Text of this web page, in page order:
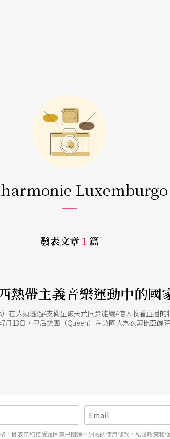
Luxemburgo
發表文章 1 篇
熱帶主義音樂運動中的國
在人類透過4支衛星破天荒同步能讓4億人收看直播
月13日，皇后樂團（Queen）在英國人為衣索比亞饑
以上的人類共同記憶都非常的北方，而且男方。 彷
愈多，當時的非洲卻似乎愈來愈窮。或許作為全體
廣袤而精深：19世紀末形成的森巴、非裔美國人的
找到棲身之地。差別在於 Bossa 將原本這些「可跳舞
那就是除了這些「傳
，即表示您接受並同意已閱讀本網站的使用條款，私隱政策和